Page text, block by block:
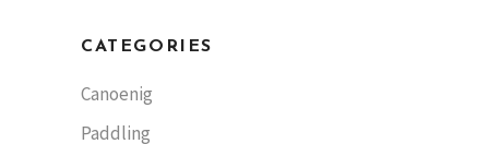
CATEGORIES
Canoenig
Paddling